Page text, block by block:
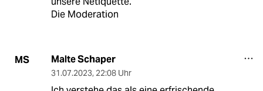
Die Moderation
MS Malte Schaper
31.07.2023, 22:08 Uhr